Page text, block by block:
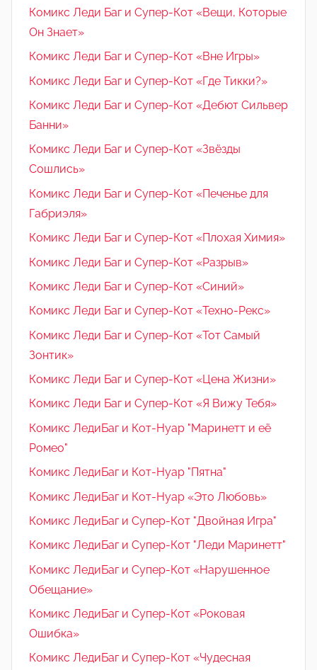
Комикс Леди Баг и Супер-Кот «Вещи, Которые
Он Знает»
Комикс Леди Баг и Супер-Кот «Вне Игры»
Комикс Леди Баг и Супер-Кот «Где Тикки?»
Комикс Леди Баг и Супер-Кот «Дебют Сильвер
Банни»
Комикс Леди Баг и Супер-Кот «Звёзды
Сошлись»
Комикс Леди Баг и Супер-Кот «Печенье для
Габриэля»
Комикс Леди Баг и Супер-Кот «Плохая Химия»
Комикс Леди Баг и Супер-Кот «Разрыв»
Комикс Леди Баг и Супер-Кот «Синий»
Комикс Леди Баг и Супер-Кот «Техно-Рекс»
Комикс Леди Баг и Супер-Кот «Тот Самый
Зонтик»
Комикс Леди Баг и Супер-Кот «Цена Жизни»
Комикс Леди Баг и Супер-Кот «Я Вижу Тебя»
Комикс ЛедиБаг и Кот-Нуар "Маринетт и её
Ромео"
Комикс ЛедиБаг и Кот-Нуар "Пятна"
Комикс ЛедиБаг и Кот-Нуар «Это Любовь»
Комикс ЛедиБаг и Супер-Кот "Двойная Игра"
Комикс ЛедиБаг и Супер-Кот "Леди Маринетт"
Комикс ЛедиБаг и Супер-Кот «Нарушенное
Обещание»
Комикс ЛедиБаг и Супер-Кот «Роковая
Ошибка»
Комикс ЛедиБаг и Супер-Кот «Чудесная